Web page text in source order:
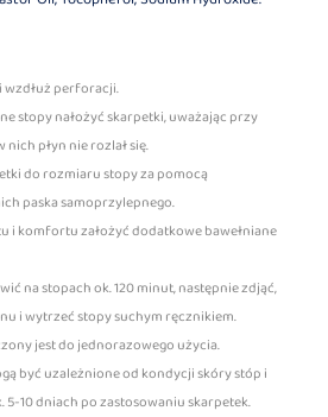
wzdłuż perforacji.
stopy nałożyć skarpetki, uważając przy
nich płyn nie rozlał się.
do rozmiaru stopy za pomocą
paska samoprzylepnego.
i komfortu założyć dodatkowe bawełniane
na stopach ok. 120 minut, następnie zdjąć,
i wytrzeć stopy suchym ręcznikiem.
jest do jednorazowego użycia.
być uzależnione od kondycji skóry stóp i
5-10 dniach po zastosowaniu skarpetek.